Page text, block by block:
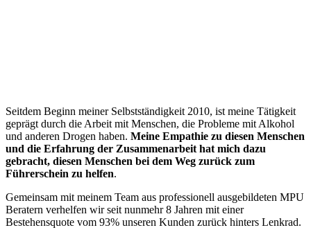
Seitdem Beginn meiner Selbstständigkeit 2010, ist meine Tätigkeit
geprägt durch die Arbeit mit Menschen, die Probleme mit Alkohol
und anderen Drogen haben. Meine Empathie zu diesen Menschen
und die Erfahrung der Zusammenarbeit hat mich dazu
gebracht, diesen Menschen bei dem Weg zurück zum
Führerschein zu helfen.
Gemeinsam mit meinem Team aus professionell ausgebildeten MPU
Beratern verhelfen wir seit nunmehr 8 Jahren mit einer
Bestehensquote vom 93% unseren Kunden zurück hinters Lenkrad.